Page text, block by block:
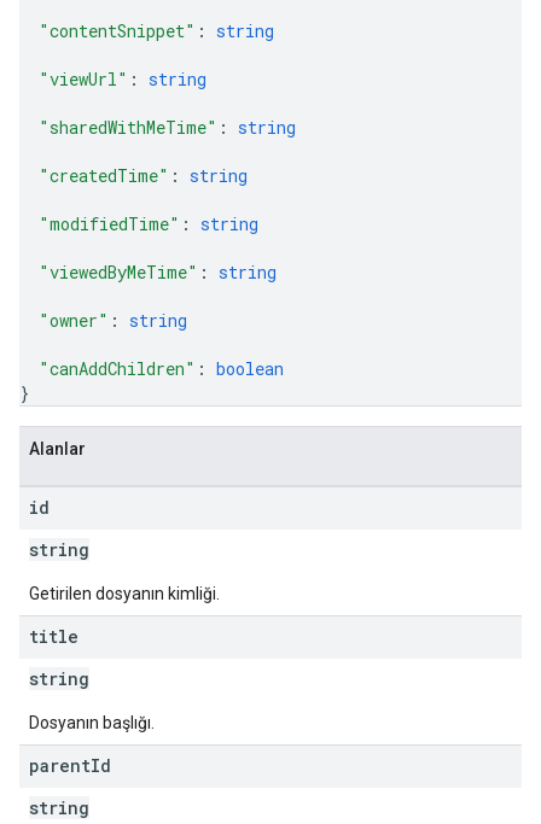
"contentSnippet" : string
"viewUrl" : string
"sharedWithMeTime" : string
"createdTime" : string
"modifiedTime" : string
"viewedByMeTime" : string
"owner" : string
"canAddChildren" : boolean
}
Alanlar
id
string
Getirilen dosyanın kimliği.
title
string
Dosyanın başlığı.
parentId
string